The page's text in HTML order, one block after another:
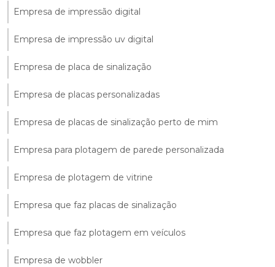
Empresa de impressão digital
Empresa de impressão uv digital
Empresa de placa de sinalização
Empresa de placas personalizadas
Empresa de placas de sinalização perto de mim
Empresa para plotagem de parede personalizada
Empresa de plotagem de vitrine
Empresa que faz placas de sinalização
Empresa que faz plotagem em veículos
Empresa de wobbler